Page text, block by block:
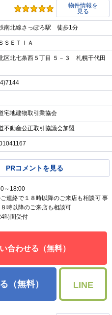
物件情報を
見る
南北線さっぽろ駅 徒歩1分
ＥＴＩＡ
区北七条西５丁目 ５－３ 札幌千代田
宅地建物取引業協会
不動産公正取引協議会加盟
PRコメントを見る
～18:00
連絡で１８時以降のご来店も相談可 事
時以降のご来店も相談可
時間受付
合わせる（無料）
（無料） LINE